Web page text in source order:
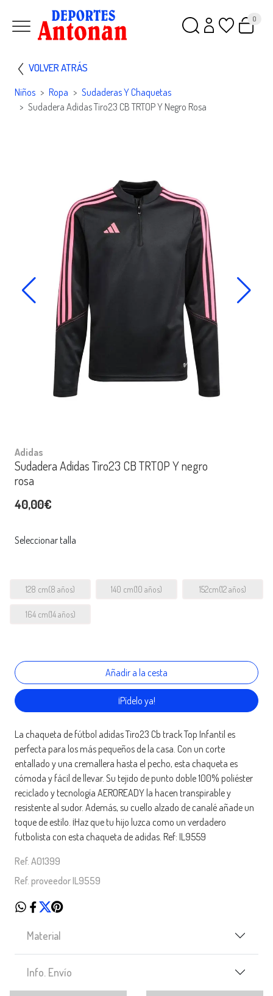
0
VOLVER ATRÁS
Niños Ropa
Sudaderas Y Chaquetas
Sudadera Adidas Tiro23 CB TRTOP Y Negro Rosa
Adidas
Sudadera Adidas Tiro23 CB TRTOP Y negro
rosa
40,00€
Seleccionar talla
128 cm(8 años) 140 cm(10 años) 152cm(12 años)
164 cm(14 años)
¡Pídelo ya!
La chaqueta de fútbol adidas Tiro23 Cb track Top Infantil es
perfecta para los más pequeños de la casa. Con un corte
entallado y una cremallera hasta el pecho, esta chaqueta es
cómoda y fácil de llevar. Su tejido de punto doble 100% poliéster
reciclado y tecnología AEROREADY la hacen transpirable y
resistente al sudor. Además, su cuello alzado de canalé añade un
toque de estilo. ¡Haz que tu hijo luzca como un verdadero
futbolista con esta chaqueta de adidas. Ref: IL9559
Ref. A01399
Ref. proveedor IL9559
Material
Info. Envío